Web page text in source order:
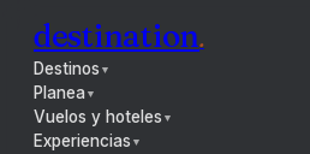
destination.
Destinos ▼
Planea▼
Vuelos y hoteles ▼
Experiencias ▼